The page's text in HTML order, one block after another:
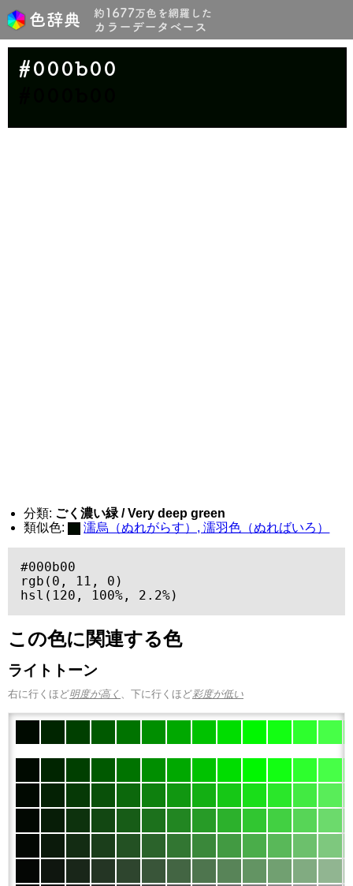
#000b00
分類: ごく濃い緑 / Very deep green
類似色:
濡烏（ぬれがらす）, 濡羽色（ぬればいろ）
#000b00
rgb(0, 11, 0)
hsl(120, 100%, 2.2%)
この色に関連する色
ライトトーン
右に行くほど明度が高く 、下に行くほど彩度が低い